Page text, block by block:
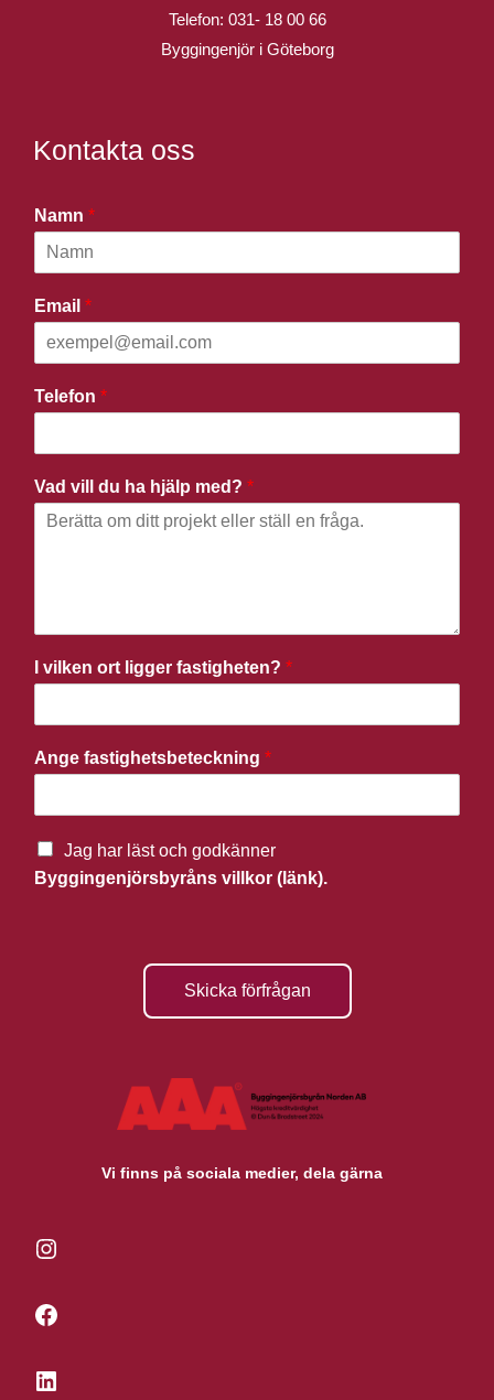
Telefon: 031- 18 00 66
Byggingenjör i Göteborg
Kontakta oss
Namn *
Email *
Telefon *
Vad vill du ha hjälp med? *
I vilken ort ligger fastigheten? *
Ange fastighetsbeteckning *
Jag har läst och godkänner
Byggingenjörsbyråns villkor (länk).
Skicka förfrågan
Vi finns på sociala medier, dela gärna
Instagram
Facebook
LinkedIn